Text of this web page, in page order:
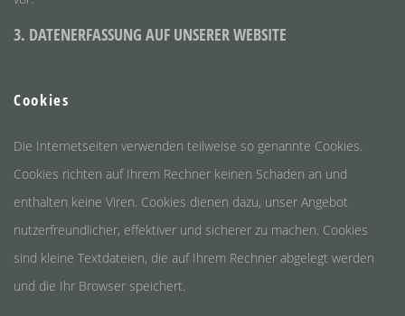
3. DATENERFASSUNG AUF UNSERER WEBSITE
Cookies
Die Internetseiten verwenden teilweise so genannte Cookies.
Cookies richten auf Ihrem Rechner keinen Schaden an und
enthalten keine Viren. Cookies dienen dazu, unser Angebot
nutzerfreundlicher, effektiver und sicherer zu machen. Cookies
sind kleine Textdateien, die auf Ihrem Rechner abgelegt werden
und die Ihr Browser speichert.